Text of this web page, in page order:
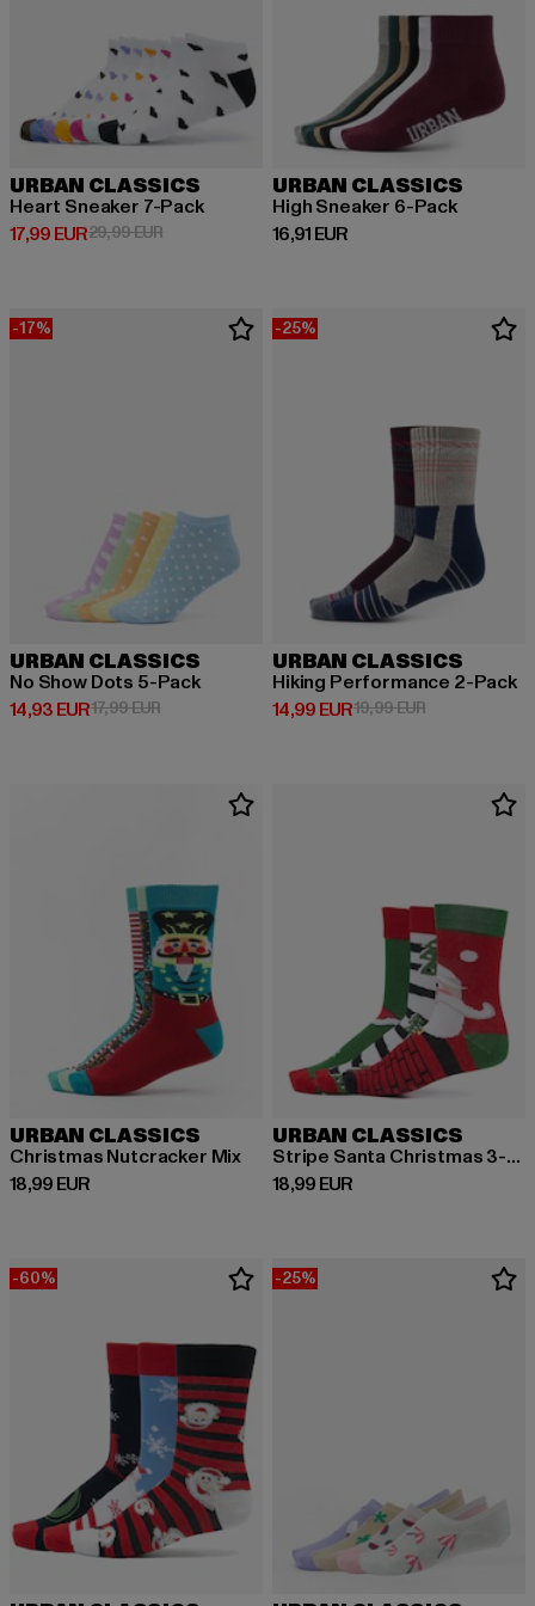
URBAN CLASSICS
Heart Sneaker 7-Pack
17,99 EUR
Derzeitiger Preis: 17,99 EUR
29,99 EURAktionspreis: 29,99 EUR
URBAN CLASSICS
High Sneaker 6-Pack
16,91 EUR
Derzeitiger Preis: 16,91 EUR
-17%
URBAN CLASSICS
No Show Dots 5-Pack
14,93 EUR
Derzeitiger Preis: 14,93 EUR
17,99 EURAktionspreis: 17,99 EUR
-25%
URBAN CLASSICS
Hiking Performance 2-Pack
14,99 EUR
Derzeitiger Preis: 14,99 EUR
19,99 EURAktionspreis:
URBAN CLASSICS
Christmas Nutcracker Mix
18,99 EUR
Derzeitiger Preis: 18,99 EUR
URBAN CLASSICS
Stripe Santa Christmas 3-Pack
18,99 EUR
Derzeitiger Preis: 18,99 EUR
-60% -25%